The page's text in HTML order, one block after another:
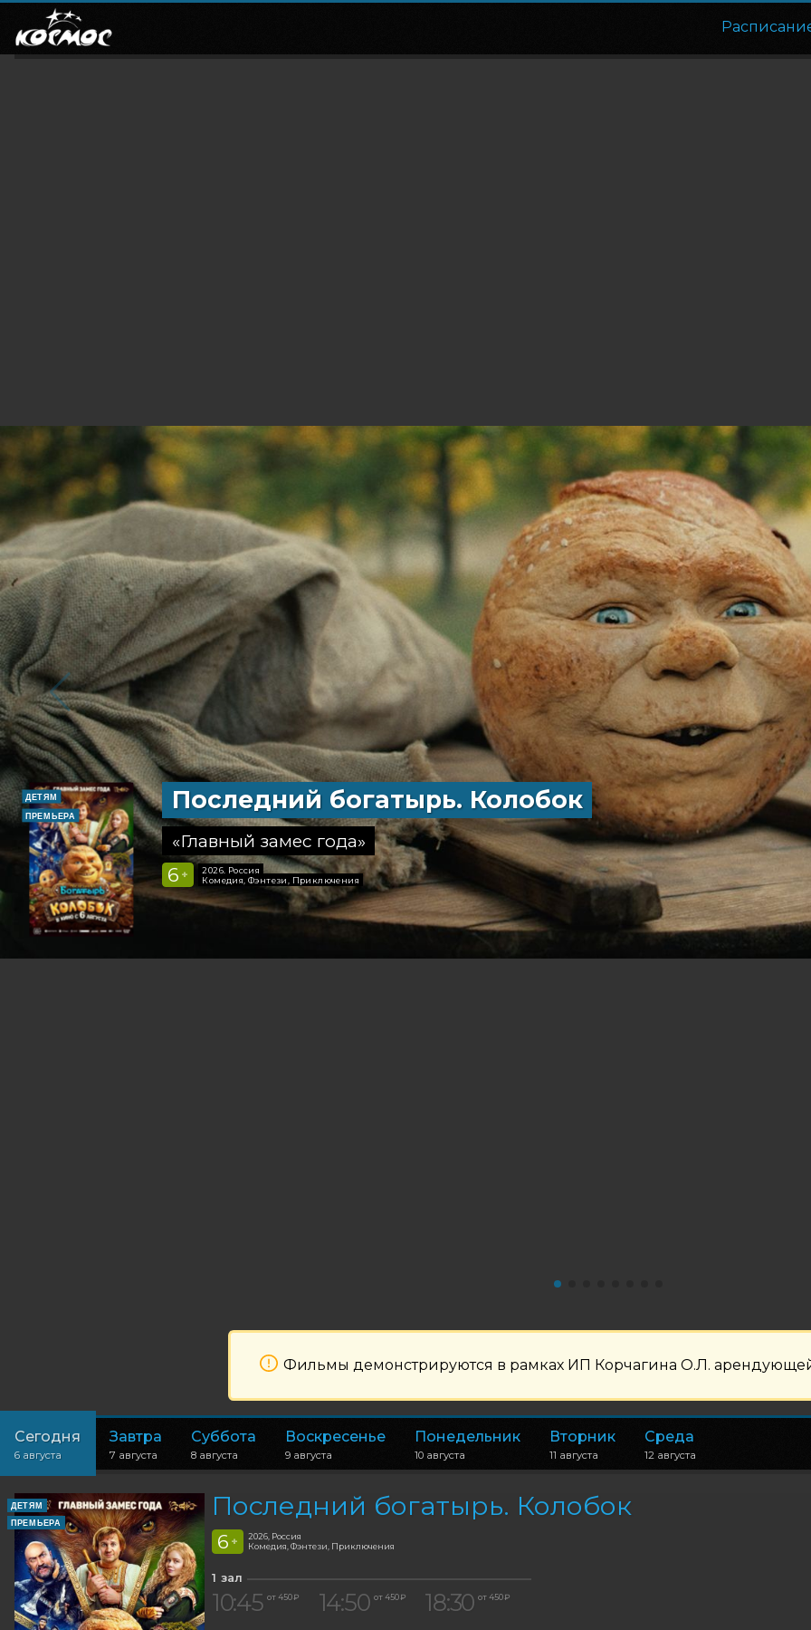
ДЕТЯМ
ПРЕМЬЕРА
Последний богатырь. Колобок
«Главный замес года»
6 +
2026, Россия
Комедия, Фэнтези, Приключения
Фильмы демонстрируются в рамках ИП Корчагина О.Л. арендующей
Сегодня
6 августа
Завтра
7 августа
Суббота
8 августа
Воскресенье
9 августа
Понедельник
10 августа
Вторник
11 августа
Среда
12 августа
ДЕТЯМ
ПРЕМЬЕРА
Последний богатырь. Колобок
6 +
2026, Россия
Комедия, Фэнтези, Приключения
1 зал
10:45 от 450 ₽ 14:50 от 450 ₽ 18:30 от 450 ₽